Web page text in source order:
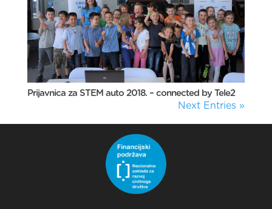
Prijavnica za STEM auto 2018. – connected by Tele2
Next Entries »